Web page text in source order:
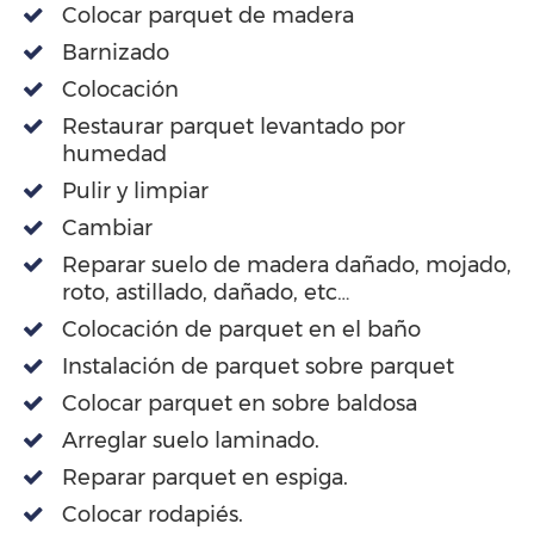
Colocar parquet de madera
Barnizado
Colocación
Restaurar parquet levantado por
humedad
Pulir y limpiar
Cambiar
Reparar suelo de madera dañado, mojado,
roto, astillado, dañado, etc…
Colocación de parquet en el baño
Instalación de parquet sobre parquet
Colocar parquet en sobre baldosa
Arreglar suelo laminado.
Reparar parquet en espiga.
Colocar rodapiés.